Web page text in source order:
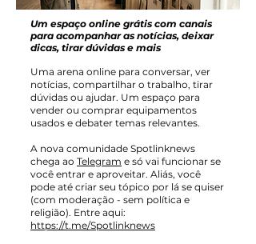
Um espaço online grátis com canais
para acompanhar as notícias, deixar
dicas, tirar dúvidas e mais
Uma arena online para conversar, ver
notícias, compartilhar o trabalho, tirar
dúvidas ou ajudar. Um espaço para
vender ou comprar equipamentos
usados e debater temas relevantes.
A nova comunidade Spotlinknews
chega ao Telegram e só vai funcionar se
você entrar e aproveitar. Aliás, você
pode até criar seu tópico por lá se quiser
(com moderação - sem política e
religião). Entre aqui:
https://t.me/Spotlinknews